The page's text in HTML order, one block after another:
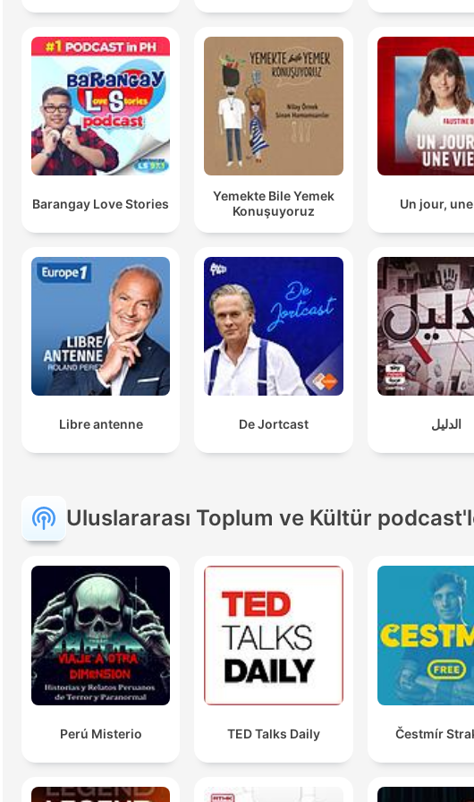
Barangay Love Stories
Yemekte Bile Yemek
Konuşuyoruz
Un jour,
Libre antenne De Jortcast الدليل
Uluslararası Toplum ve Kültür
Perú Misterio TED Talks Daily Čestmír